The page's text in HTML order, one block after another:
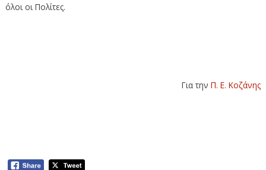
όλοι οι Πολίτες.
Για τηνΠ. Ε. Κοζάνης